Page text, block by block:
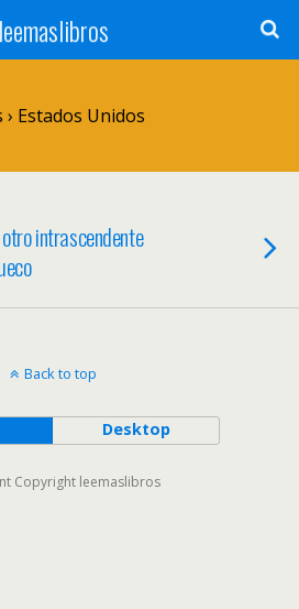
leemaslibros
› Estados Unidos
intrascendente
Back to top
Desktop
Copyright leemaslibros